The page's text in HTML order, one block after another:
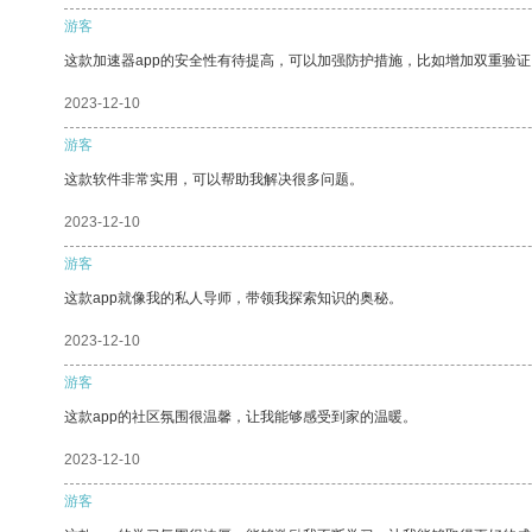
游客
这款加速器app的安全性有待提高，可以加强防护措施，比如增加双重验
2023-12-10
游客
这款软件非常实用，可以帮助我解决很多问题。
2023-12-10
游客
这款app就像我的私人导师，带领我探索知识的奥秘。
2023-12-10
游客
这款app的社区氛围很温馨，让我能够感受到家的温暖。
2023-12-10
游客